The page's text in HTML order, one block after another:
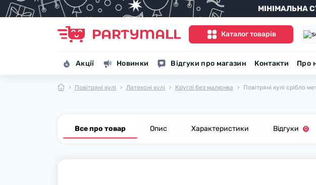
МІНІМАЛЬНА
Каталог товарів
Акції Новинки Відгуки про магазин Контакти Про
Повітряні кулі Латексні кулі Круглі без малюнка Повітряні кулі срібло
Все про товар Опис Характеристики Відгуки 0